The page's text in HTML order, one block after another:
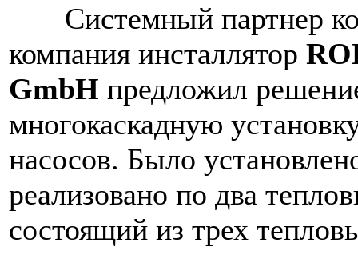
Системный партнер
компания инсталлятор
GmbH предложил
многокаскадную
насосов. Было
реализовано по два
состоящий из трех